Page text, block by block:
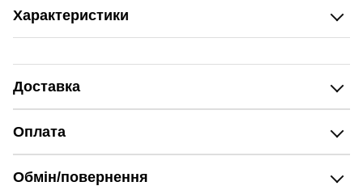
Характеристики
Доставка
Оплата
Обмін/повернення